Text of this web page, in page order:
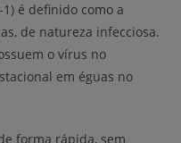
é definido como a
de natureza infecciosa.
o vírus no
em éguas no
forma rápida, sem